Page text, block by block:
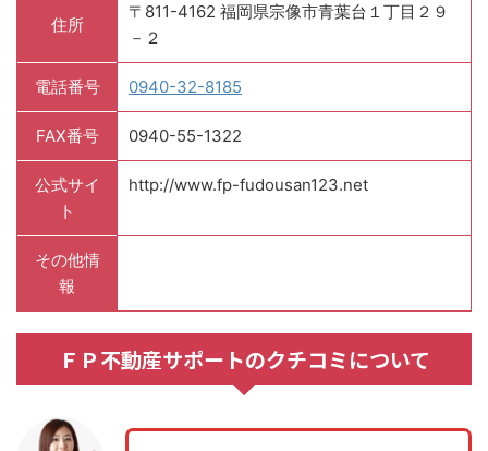
住所
〒811-4162 福岡県宗像市青葉台１丁目２９
－２
電話番号 0940-32-8185
FAX番号 0940-55-1322
公式サイ
ト
http://www.fp-fudousan123.net
その他情
報
ＦＰ不動産サポートのクチコミについて